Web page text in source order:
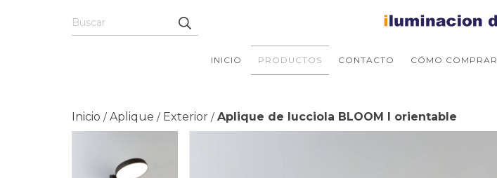
INICIO PRODUCTOS CONTACTO CÓMO COMPRAR
Inicio / Aplique / Exterior / Aplique de lucciola BLOOM I orientable